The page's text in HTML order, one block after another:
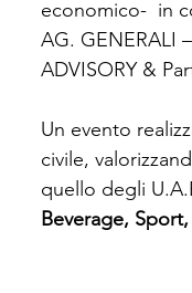
economico-  in
AG. GENERALI
ADVISORY &
Un evento
civile,
quello degli
Beverage,